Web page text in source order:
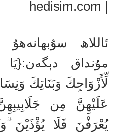
| hedisim.com
ئاللاھ سۇبھانەھۇ
مۇنداق
لِّأَزْوَاجِكَ وَبَنَاتِكَ
عَلَيْهِنَّ مِن
يُعْرَفْنَ فَلَا يُؤْذَيْنَ